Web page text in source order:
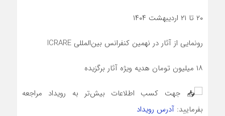
۲۰ تا ۲۱ اردیبهشت ۱۴۰۴
رونمایی از آثار در نهمین کنفرانس بین‌المللی ICRARE
۱۸ میلیون تومان هدیه ویژه آثار برگزیده
جهت کسب اطلاعات بیش‌تر به رویداد مراجعه
بفرمایید: آدرس رویداد